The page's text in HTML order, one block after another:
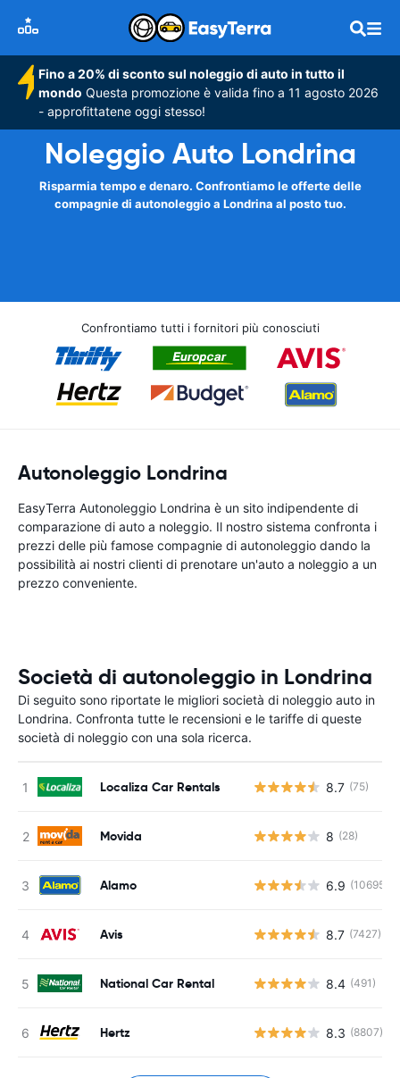
Fino a 20% di sconto sul noleggio di auto in tutto il
mondo Questa promozione è valida fino a 11 agosto 2026
- approfittatene oggi stesso!
Noleggio Auto Londrina
Risparmia tempo e denaro. Confrontiamo le offerte delle
compagnie di autonoleggio a Londrina al posto tuo.
Confrontiamo tutti i fornitori più conosciuti
Autonoleggio Londrina
EasyTerra Autonoleggio Londrina è un sito indipendente di
comparazione di auto a noleggio. Il nostro sistema confronta i
prezzi delle più famose compagnie di autonoleggio dando la
possibilità ai nostri clienti di prenotare un'auto a noleggio a un
prezzo conveniente.
Società di autonoleggio in Londrina
Di seguito sono riportate le migliori società di noleggio auto in
Londrina. Confronta tutte le recensioni e le tariffe di queste
società di noleggio con una sola ricerca.
Localiza Car Rentals 8.7 (75)
Movida 8 (28)
Alamo 6.9 (10695)
Avis 8.7 (7427)
National Car Rental 8.4 (491)
Hertz 8.3 (8807)